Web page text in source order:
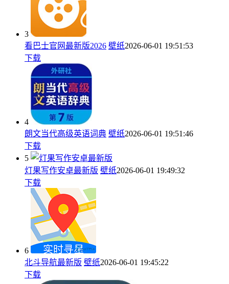
3
看巴士官网最新版2026 壁纸2026-06-01 19:51:53
下载
4
朗文当代高级英语词典 壁纸2026-06-01 19:51:46
下载
5
灯果写作安卓最新版 壁纸2026-06-01 19:49:32
下载
6
北斗导航最新版 壁纸2026-06-01 19:45:22
下载